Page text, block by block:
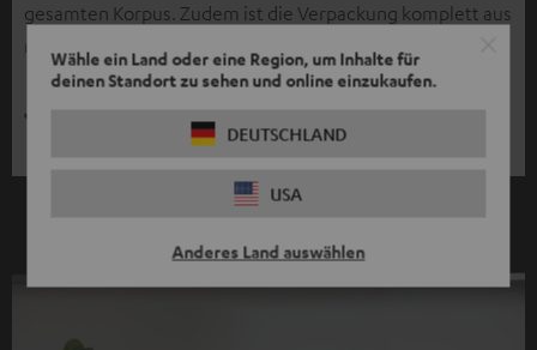
Wähle ein Land oder eine Region, um Inhalte für
deinen Standort zu sehen und online einzukaufen.
DEUTSCHLAND
USA
Anderes Land auswählen
gesamten Korpus. Zudem ist die Verpackung komplett aus
recyceltem Karton und verzichtet auf Kunststoffe.